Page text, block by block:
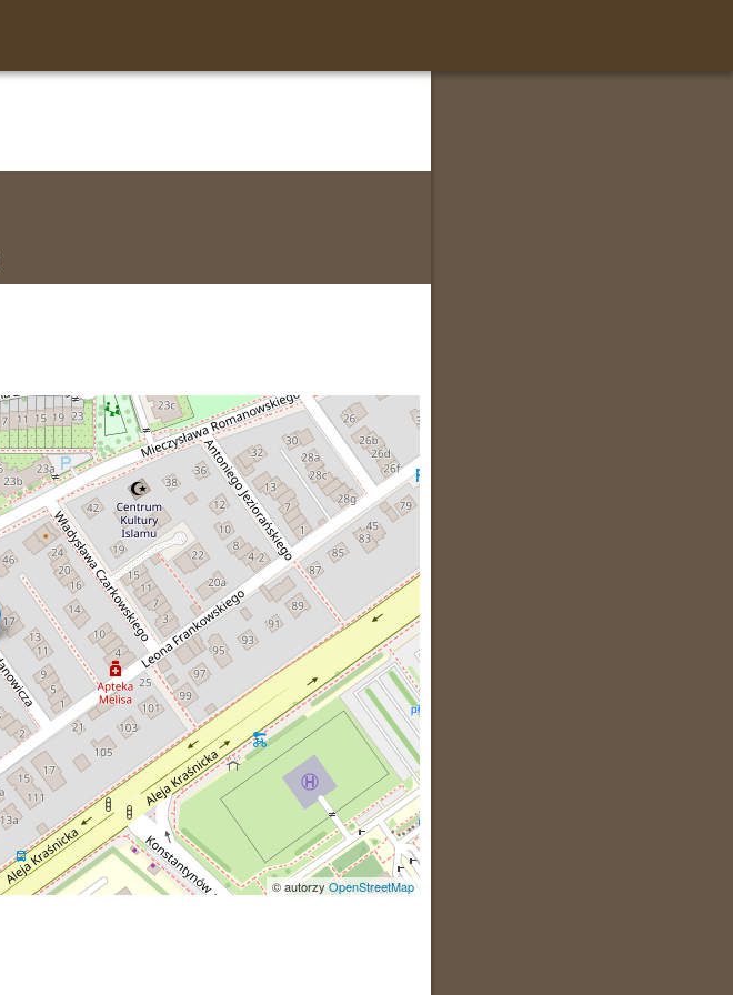
© autorzyOpenStreetMap